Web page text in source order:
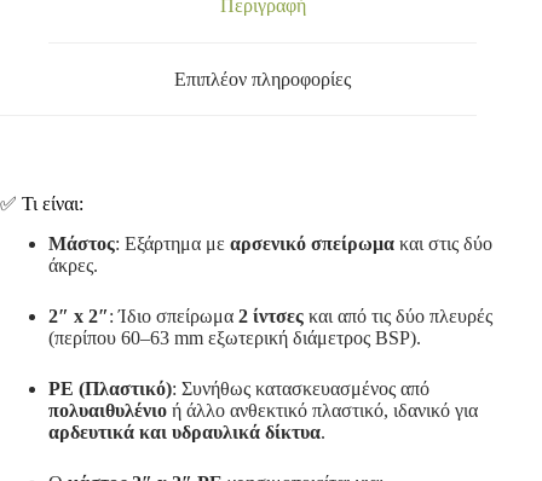
Περιγραφή
Επιπλέον πληροφορίες
✅ Τι είναι:
Μάστος: Εξάρτημα με αρσενικό σπείρωμα και στις δύο
άκρες.
2″ x 2″: Ίδιο σπείρωμα 2 ίντσες και από τις δύο πλευρές
(περίπου 60–63 mm εξωτερική διάμετρος BSP).
PE (Πλαστικό): Συνήθως κατασκευασμένος από
πολυαιθυλένιο ή άλλο ανθεκτικό πλαστικό, ιδανικό για
αρδευτικά και υδραυλικά δίκτυα.